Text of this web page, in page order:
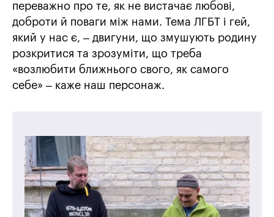
переважно про те, як не вистачає любові,
доброти й поваги між нами. Тема ЛГБТ і гей,
який у нас є, – двигуни, що змушують родину
розкритися та зрозуміти, що треба
«возлюбити ближнього свого, як самого
себе» – каже наш персонаж.